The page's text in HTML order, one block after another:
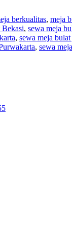
berkualitas, meja
Bekasi, sewa meja
, sewa meja
, sewa